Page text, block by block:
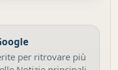
per ritrovare più